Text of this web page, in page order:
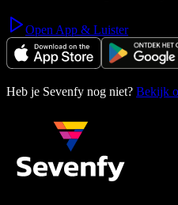
Open App & Luister
Heb je Sevenfy nog niet? Bekijk